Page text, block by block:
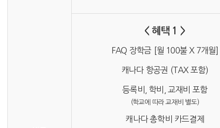
< 혜택 1 >
FAQ 장학금 [월 100불 X 7개월]
캐나다 항공권 (TAX 포함)
등록비, 학비, 교재비 포함
(학교에 따라 교재비 별도)
캐나다 총학비 카드결제